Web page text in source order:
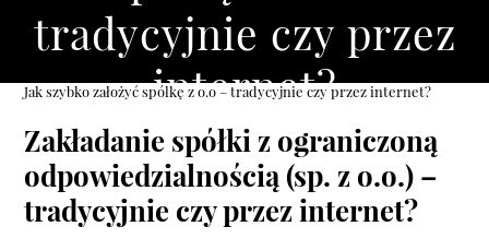
tradycyjnie czy przez
internet?
Jak szybko założyć spólkę z o.o – tradycyjnie czy przez internet?
Zakładanie spółki z ograniczoną
odpowiedzialnością (sp. z o.o.) –
tradycyjnie czy przez internet?